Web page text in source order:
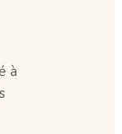
à